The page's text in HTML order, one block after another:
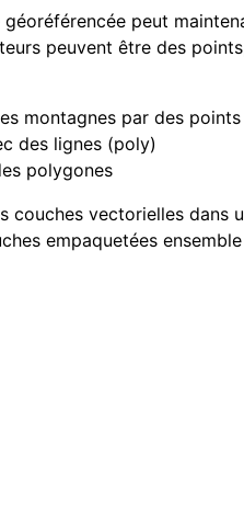
peut
peuvent être des
montagnes par des points
des lignes (poly)
polygones
couches vectorielles dans
empaquetées